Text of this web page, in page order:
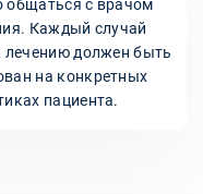
общаться с врачом
Каждый случай
лечению должен быть
на конкретных
пациента.